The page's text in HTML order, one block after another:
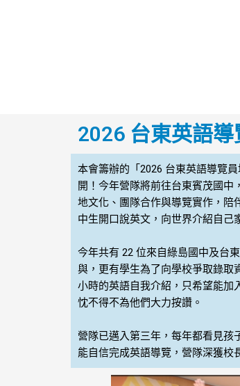
2026 台東英語導
本會籌辦的「2026 台東英語導覽
開！今年營隊將前往台東賓茂國中
地文化、團隊合作與導覽實作，陪
中生開口說英文，向世界介紹自己
今年共有 22 位來自綠島國中及台
與，更有學生為了向學校爭取錄取
小時的英語自我介紹，只希望能加
忱不得不為他們大力按讚。
營隊已邁入第三年，每年都看見孩
能自信完成英語導覽，營隊深獲校